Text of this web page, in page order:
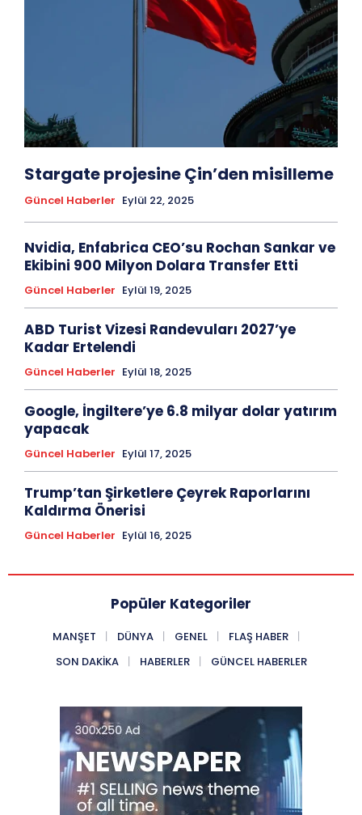
Stargate projesine Çin’den misilleme
Güncel Haberler Eylül 22, 2025
Nvidia, Enfabrica CEO’su Rochan Sankar ve
Ekibini 900 Milyon Dolara Transfer Etti
Güncel Haberler Eylül 19, 2025
ABD Turist Vizesi Randevuları 2027’ye
Kadar Ertelendi
Güncel Haberler Eylül 18, 2025
Google, İngiltere’ye 6.8 milyar dolar yatırım
yapacak
Güncel Haberler Eylül 17, 2025
Trump’tan Şirketlere Çeyrek Raporlarını
Kaldırma Önerisi
Güncel Haberler Eylül 16, 2025
Popüler Kategoriler
MANŞET DÜNYA GENEL
FLAŞ HABER
SON DAKIKA
HABERLER GÜNCEL HABERLER